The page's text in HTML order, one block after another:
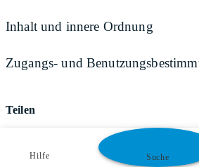
Inhalt und innere Ordnung
Zugangs- und
Teilen
Hilfe Suche